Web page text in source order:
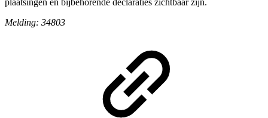
plaatsingen en bijbehorende declaraties zichtbaar zijn.
Melding: 34803